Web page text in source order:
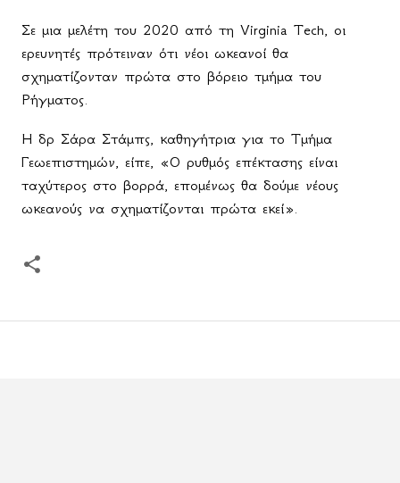
Σε μια μελέτη του 2020 από τη Virginia Tech, οι
ερευνητές πρότειναν ότι νέοι ωκεανοί θα
σχηματίζονταν πρώτα στο βόρειο τμήμα του
Ρήγματος.
Η δρ Σάρα Στάμπς, καθηγήτρια για το Τμήμα
Γεωεπιστημών, είπε, «Ο ρυθμός επέκτασης είναι
ταχύτερος στο βορρά, επομένως θα δούμε νέους
ωκεανούς να σχηματίζονται πρώτα εκεί».